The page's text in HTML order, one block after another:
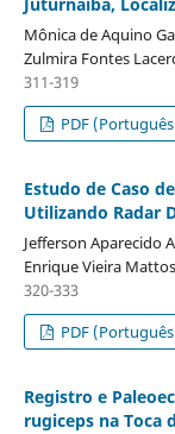
Mônica de Aquino
Zulmira Fontes
311-319
PDF
Estudo de Caso
Utilizando Radar
Jefferson Aparecido
Enrique Vieira Mattos
320-333
PDF
Registro e
rugiceps na Toca